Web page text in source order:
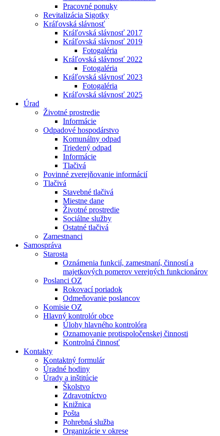
Pracovné ponuky
Revitalizácia Sigotky
Kráľovská slávnosť
Kráľovská slávnosť 2017
Kráľovská slávnosť 2019
Fotogaléria
Kráľovská slávnosť 2022
Fotogaléria
Kráľovská slávnosť 2023
Fotogaléria
Kráľovská slávnosť 2025
Úrad
Životné prostredie
Informácie
Odpadové hospodárstvo
Komunálny odpad
Triedený odpad
Informácie
Tlačivá
Povinné zverejňovanie informácií
Tlačivá
Stavebné tlačivá
Miestne dane
Životné prostredie
Sociálne služby
Ostatné tlačivá
Zamestnanci
Samospráva
Starosta
Oznámenia funkcií, zamestnaní, činností a
majetkových pomerov verejných funkcionárov
Poslanci OZ
Rokovací poriadok
Odmeňovanie poslancov
Komisie OZ
Hlavný kontrolór obce
Úlohy hlavného kontrolóra
Oznamovanie protispoločenskej činnosti
Kontrolná činnosť
Kontakty
Kontaktný formulár
Úradné hodiny
Úrady a inštitúcie
Školstvo
Zdravotníctvo
Knižnica
Pošta
Pohrebná služba
Organizácie v okrese